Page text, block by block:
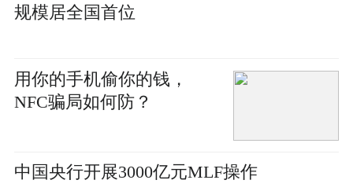
规模居全国首位
用你的手机偷你的钱，
NFC骗局如何防？
中国央行开展3000亿元MLF操作